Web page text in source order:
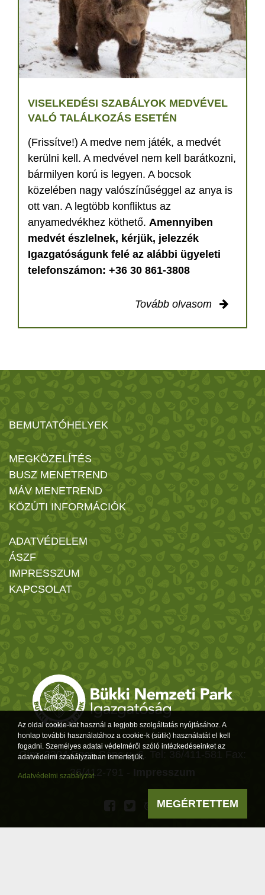
VISELKEDÉSI SZABÁLYOK MEDVÉVEL
VALÓ TALÁLKOZÁS ESETÉN
(Frissítve!) A medve nem játék, a medvét
kerülni kell. A medvével nem kell barátkozni,
bármilyen korú is legyen. A bocsok
közelében nagy valószínűséggel az anya is
ott van. A legtöbb konfliktus az
anyamedvékhez köthető. Amennyiben
medvét észlelnek, kérjük, jelezzék
Igazgatóságunk felé az alábbi ügyeleti
telefonszámon: +36 30 861-3808
Tovább olvasom
BEMUTATÓHELYEK
MEGKÖZELÍTÉS
BUSZ MENETREND
MÁV MENETREND
KÖZÚTI INFORMÁCIÓK
ADATVÉDELEM
ÁSZF
IMPRESSZUM
KAPCSOLAT
Cím: 3304 Eger, Sánc u. 6. Tel: 36/411-581 Fax:
36/412-791 -
Az oldal cookie-kat használ a legjobb szolgáltatás nyújtásához. A
honlap további használatához a cookie-k (sütik) használatát el kell
fogadni. Személyes adatai védelméről szóló intézkedéseinket az
adatvédelmi szabályzatban ismertetjük.
Adatvédelmi szabályzat
MEGÉRTETTEM